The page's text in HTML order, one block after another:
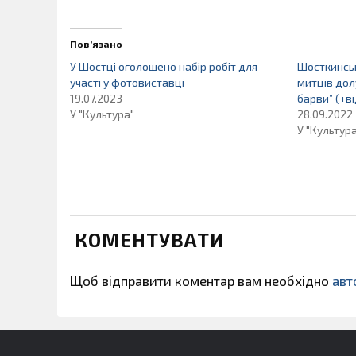
Пов’язано
У Шостці оголошено набір робіт для
участі у фотовиставці
19.07.2023
У "Культура"
митців
барви”
28.09.2022
У
КОМЕНТУВАТИ
Щоб відправити коментар вам необхідно